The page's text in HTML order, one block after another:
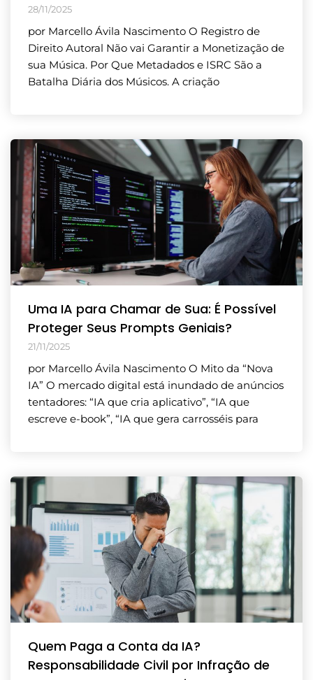
28/11/2025
por Marcello Ávila Nascimento O Registro de
Direito Autoral Não vai Garantir a Monetização de
sua Música. Por Que Metadados e ISRC São a
Batalha Diária dos Músicos. A criação
Uma IA para Chamar de Sua: É Possível
Proteger Seus Prompts Geniais?
21/11/2025
por Marcello Ávila Nascimento O Mito da “Nova
IA” O mercado digital está inundado de anúncios
tentadores: “IA que cria aplicativo”, “IA que
escreve e-book”, “IA que gera carrosséis para
Quem Paga a Conta da IA?
Responsabilidade Civil por Infração de